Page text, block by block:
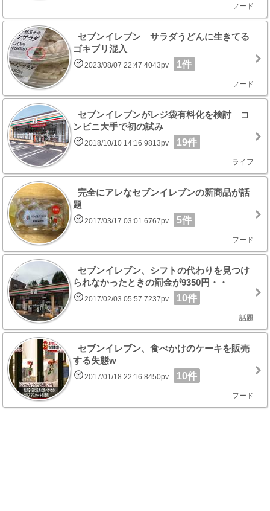
フード
セブンイレブン サラダうどんに生きてる
ゴキブリ混入
2023/08/07 22:47 4043pv 1件
フード
セブンイレブンがレジ袋有料化を検討 コ
ンビニ大手で初の試み
2018/10/10 14:16 9813pv 19件
ライフ
完全にアレなセブンイレブンの新商品が話
題
2017/03/17 03:01 6767pv 5件
フード
セブンイレブン、シフトの代わりを見つけ
られなかったときの罰金が9350円・・
2017/02/03 05:57 7237pv 10件
話題
セブンイレブン、食べかけのケーキを販売
する失態w
2017/01/18 22:16 8450pv 10件
フード